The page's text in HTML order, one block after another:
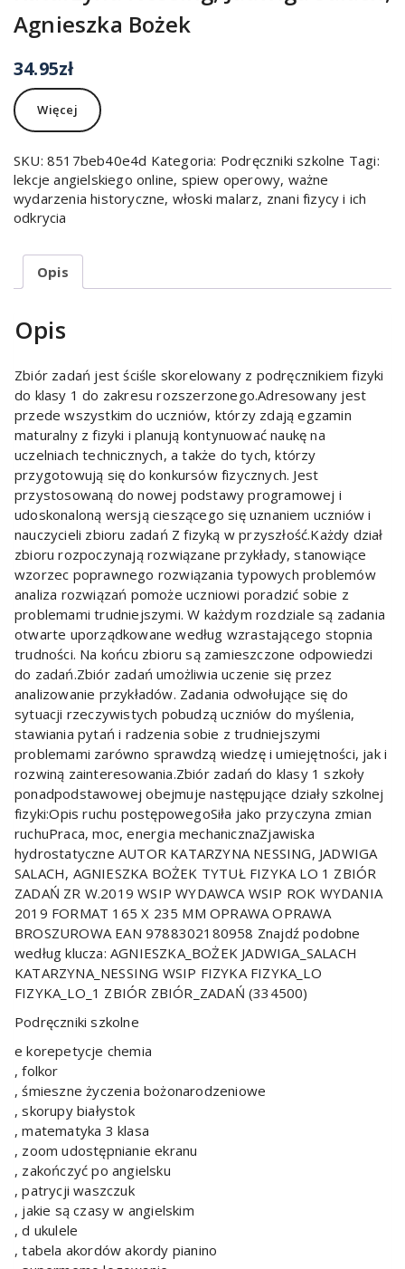
Agnieszka Bożek
34.95zł
Więcej
SKU: 8517beb40e4d Kategoria: Podręczniki szkolne Tagi:
lekcje angielskiego online, spiew operowy, ważne
wydarzenia historyczne, włoski malarz, znani fizycy i ich
odkrycia
Opis
Opis
Zbiór zadań jest ściśle skorelowany z podręcznikiem fizyki
do klasy 1 do zakresu rozszerzonego.Adresowany jest
przede wszystkim do uczniów, którzy zdają egzamin
maturalny z fizyki i planują kontynuować naukę na
uczelniach technicznych, a także do tych, którzy
przygotowują się do konkursów fizycznych. Jest
przystosowaną do nowej podstawy programowej i
udoskonaloną wersją cieszącego się uznaniem uczniów i
nauczycieli zbioru zadań Z fizyką w przyszłość.Każdy dział
zbioru rozpoczynają rozwiązane przykłady, stanowiące
wzorzec poprawnego rozwiązania typowych problemów
analiza rozwiązań pomoże uczniowi poradzić sobie z
problemami trudniejszymi. W każdym rozdziale są zadania
otwarte uporządkowane według wzrastającego stopnia
trudności. Na końcu zbioru są zamieszczone odpowiedzi
do zadań.Zbiór zadań umożliwia uczenie się przez
analizowanie przykładów. Zadania odwołujące się do
sytuacji rzeczywistych pobudzą uczniów do myślenia,
stawiania pytań i radzenia sobie z trudniejszymi
problemami zarówno sprawdzą wiedzę i umiejętności, jak i
rozwiną zainteresowania.Zbiór zadań do klasy 1 szkoły
ponadpodstawowej obejmuje następujące działy szkolnej
fizyki:Opis ruchu postępowegoSiła jako przyczyna zmian
ruchuPraca, moc, energia mechanicznaZjawiska
hydrostatyczne AUTOR KATARZYNA NESSING, JADWIGA
SALACH, AGNIESZKA BOŻEK TYTUŁ FIZYKA LO 1 ZBIÓR
ZADAŃ ZR W.2019 WSIP WYDAWCA WSIP ROK WYDANIA
2019 FORMAT 165 X 235 MM OPRAWA OPRAWA
BROSZUROWA EAN 9788302180958 Znajdź podobne
według klucza: AGNIESZKA_BOŻEK JADWIGA_SALACH
KATARZYNA_NESSING WSIP FIZYKA FIZYKA_LO
FIZYKA_LO_1 ZBIÓR ZBIÓR_ZADAŃ (334500)
Podręczniki szkolne
e korepetycje chemia
, folkor
, śmieszne życzenia bożonarodzeniowe
, skorupy białystok
, matematyka 3 klasa
, zoom udostępnianie ekranu
, zakończyć po angielsku
, patrycji waszczuk
, jakie są czasy w angielskim
, d ukulele
, tabela akordów akordy pianino